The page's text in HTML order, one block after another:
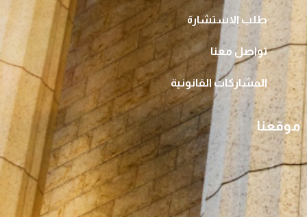
طلب الاستشارة
تواصل معنا
المشاركات القانونية
موقعنا